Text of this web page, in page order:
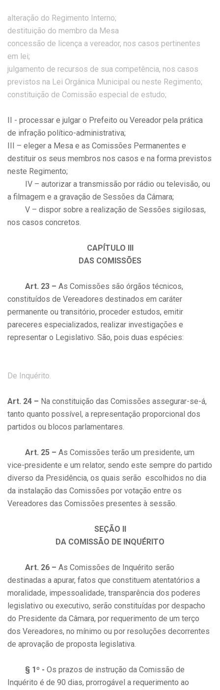
alteração do Regimento Interno;
destituição do membro da Mesa
concessão de licença a vereador, nos casos pertinentes
em lei;
julgamento de recursos de sua competência, nos casos
previstos na Lei Orgânica Municipal ou neste Regimento;
constituição de Comissão especial de estudo;
II - processar e julgar o Prefeito ou Vereador pela prática
de infração político-administrativa;
III – eleger a Mesa e as Comissões Permanentes e
destituir os seus membros nos casos e na forma previstos
neste Regimento;
IV – autorizar a transmissão por rádio ou televisão, ou
a filmagem e a gravação de Sessões da Câmara;
V – dispor sobre a realização de Sessões sigilosas,
nos casos concretos.
CAPÍTULO III
DAS COMISSÕES
Art. 23 – As Comissões são órgãos técnicos,
constituídos de Vereadores destinados em caráter
permanente ou transitório, proceder estudos, emitir
pareceres especializados, realizar investigações e
representar o Legislativo. São, pois duas espécies:
De Inquérito.
Art. 24 – Na constituição das Comissões assegurar-se-á,
tanto quanto possível, a representação proporcional dos
partidos ou blocos parlamentares.
Art. 25 – As Comissões terão um presidente, um
vice-presidente e um relator, sendo este sempre do partido
diverso da Presidência, os quais serão escolhidos no dia
da instalação das Comissões por votação entre os
Vereadores das Comissões presentes à sessão.
SEÇÃO II
DA COMISSÃO DE INQUÉRITO
Art. 26 – As Comissões de Inquérito serão
destinadas a apurar, fatos que constituem atentatórios a
moralidade, impessoalidade, transparência dos poderes
legislativo ou executivo, serão constituídas por despacho
do Presidente da Câmara, por requerimento de um terço
dos Vereadores, no mínimo ou por resoluções decorrentes
de aprovação de proposta legislativa.
§ 1º - Os prazos de instrução da Comissão de
Inquérito é de 90 dias, prorrogável a requerimento ao